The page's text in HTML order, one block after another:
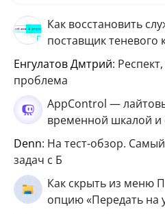
Как восстановить
поставщик теневого
Енгулатов Дмтрий:
проблема
AppControl —
временной шкалой
Denn: На тест-обзор.
задач с Б
Как скрыть из меню
опцию «Передать на